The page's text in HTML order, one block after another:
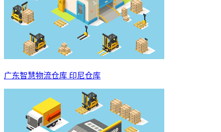
广东智慧物流仓库 印尼仓库